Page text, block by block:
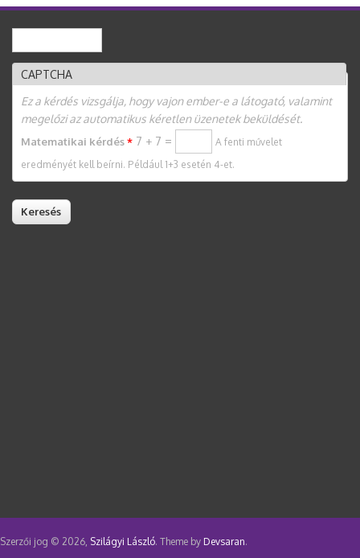
CAPTCHA
Ez a kérdés vizsgálja, hogy vajon ember-e a látogató, valamint
megelőzi az automatikus kéretlen üzenetek beküldését.
Matematikai kérdés* 7 + 7 =
A fenti művelet
eredményét kell beírni. Például 1+3 esetén 4-et.
Szerzői jog © 2026, Szilágyi László. Theme by Devsaran.